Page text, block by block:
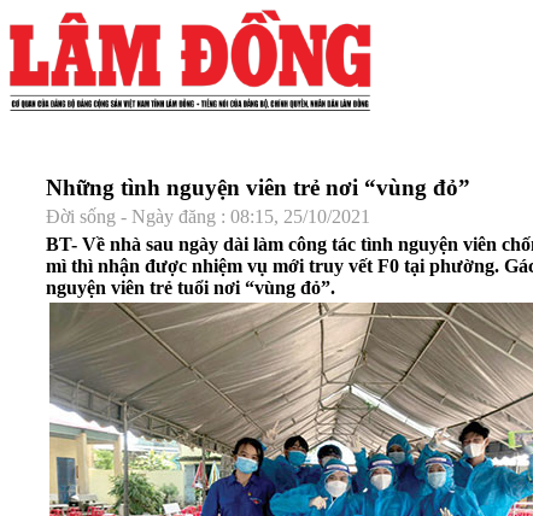
Những tình nguyện viên trẻ nơi “vùng đỏ”
Đời sống - Ngày đăng : 08:15, 25/10/2021
BT- Về nhà sau ngày dài làm công tác tình nguyện viên
mì thì nhận được nhiệm vụ mới truy vết F0 tại phường.
nguyện viên trẻ tuổi nơi “vùng đỏ”.